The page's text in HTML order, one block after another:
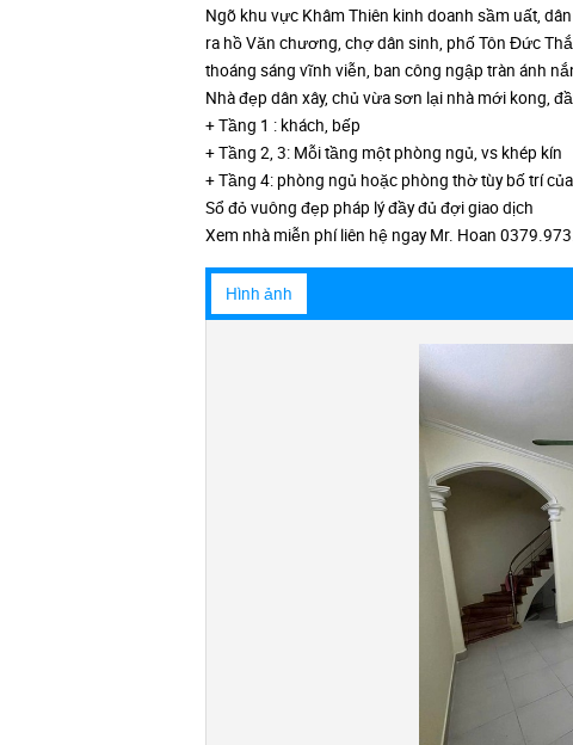
Ngõ khu vực Khâm Thiên kinh doanh sầm uất,
ra hồ Văn chương, chợ dân sinh, phố Tôn Đức
thoáng sáng vĩnh viễn, ban công ngập tràn ánh
Nhà đẹp dân xây, chủ vừa sơn lại nhà mới kong,
+ Tầng 1 : khách, bếp
+ Tầng 2, 3: Mỗi tầng một phòng ngủ, vs khép kín
+ Tầng 4: phòng ngủ hoặc phòng thờ tùy bố trí
Sổ đỏ vuông đẹp pháp lý đầy đủ đợi giao dịch
Xem nhà miễn phí liên hệ ngay Mr. Hoan
Hình ảnh